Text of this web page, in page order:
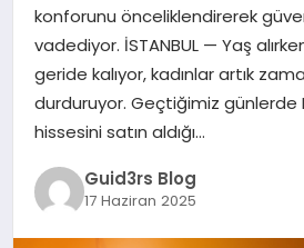
konforunu önceliklendirerek
vadediyor. İSTANBUL — Yaş
geride kalıyor, kadınlar artık
durduruyor. Geçtiğimiz günlerde
hissesini satın aldığı…
Guid3rs Blog
17 Haziran 2025